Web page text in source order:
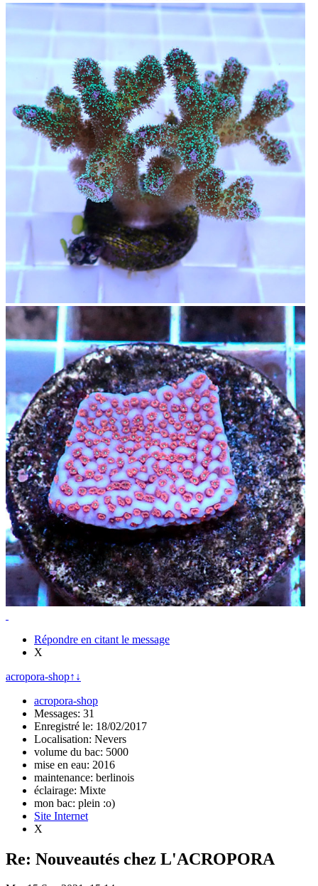
Répondre en citant le message
X
acropora-shop↑ ↓
acropora-shop
Messages: 31
Enregistré le: 18/02/2017
Localisation: Nevers
volume du bac: 5000
mise en eau: 2016
maintenance: berlinois
éclairage: Mixte
mon bac: plein :o)
Site Internet
X
Re: Nouveautés chez L'ACROPORA